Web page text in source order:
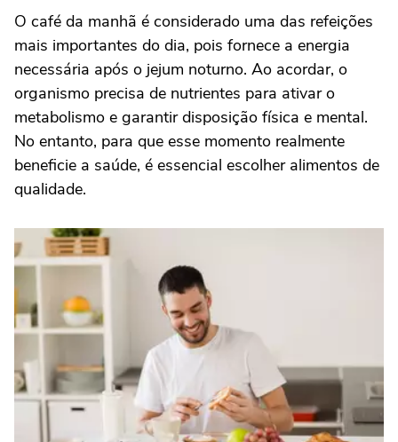
O café da manhã é considerado uma das refeições
mais importantes do dia, pois fornece a energia
necessária após o jejum noturno. Ao acordar, o
organismo precisa de nutrientes para ativar o
metabolismo e garantir disposição física e mental.
No entanto, para que esse momento realmente
beneficie a saúde, é essencial escolher alimentos de
qualidade.